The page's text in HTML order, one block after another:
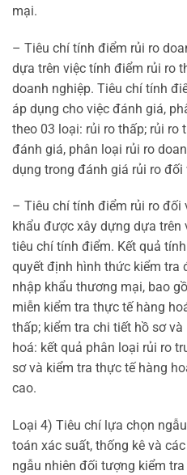
mại.
– Tiêu chí tính điểm rủi ro
dựa trên việc tính điểm rủi ro
doanh nghiệp. Tiêu chí tính
áp dụng cho việc đánh giá,
theo 03 loại: rủi ro thấp; rủi ro
đánh giá, phân loại rủi ro
dụng trong đánh giá rủi ro
– Tiêu chí tính điểm rủi ro đối
khẩu được xây dựng dựa trên
tiêu chí tính điểm. Kết quả
quyết định hình thức kiểm tra
nhập khẩu thương mại, bao
miễn kiểm tra thực tế hàng
thấp; kiểm tra chi tiết hồ sơ
hoá: kết quả phân loại rủi ro
sơ và kiểm tra thực tế hàng
cao.
Loại 4) Tiêu chí lựa chọn
toán xác suất, thống kê và
ngẫu nhiên đối tượng kiểm